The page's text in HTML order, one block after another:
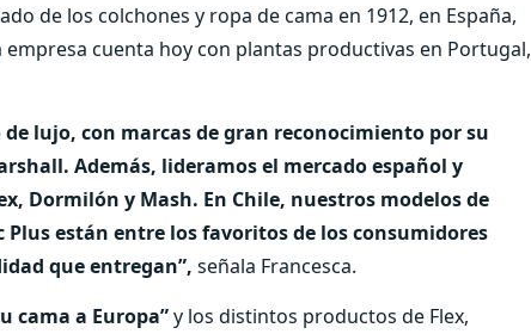
de los colchones y ropa de cama en 1912, en España,
cuenta hoy con plantas productivas en Portugal,
lujo, con marcas de gran reconocimiento por su
Además, lideramos el mercado español y
Dormilón y Mash. En Chile, nuestros modelos de
Plus están entre los favoritos de los consumidores
que entregan”, señala Francesca.
cama a Europa”y los distintos productos de Flex,